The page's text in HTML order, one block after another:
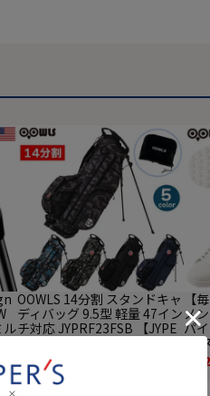
ル
OOWLS 14分割 スタンドキャ
ディバッグ 9.5型 軽量 47イン
チ対応 JYPRF23FSB 【JYPE
R'Sオリジナル商品】
¥ 16,800
【
メ
パ
03
パ
ー